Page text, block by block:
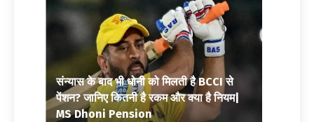
संन्यास के बाद भी धोनी को मिलती है BCCI से
पेंशन? जानिए कितनी है रकम और क्या है नियम|
MS Dhoni Pension